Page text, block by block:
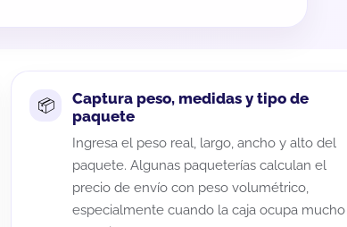
Captura peso, medidas y tipo de
paquete
Ingresa el peso real, largo, ancho y alto del
paquete. Algunas paqueterías calculan el
precio de envío con peso volumétrico,
especialmente cuando la caja ocupa mucho